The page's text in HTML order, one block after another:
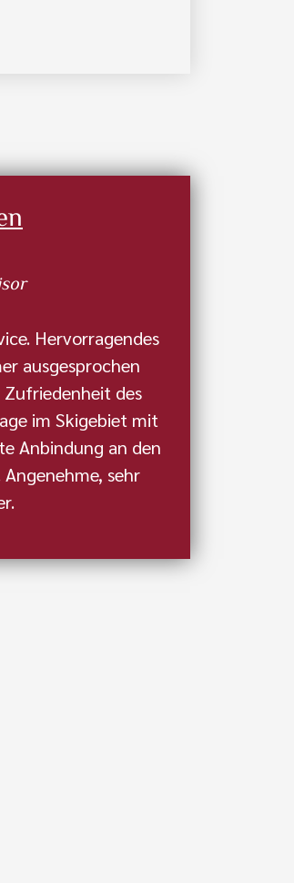
Hervorragendes
ausgesprochen
des
im Skigebiet mit
Anbindung an den
sehr